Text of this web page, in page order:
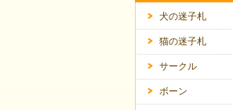
犬の迷子札
猫の迷子札
サークル
ボーン